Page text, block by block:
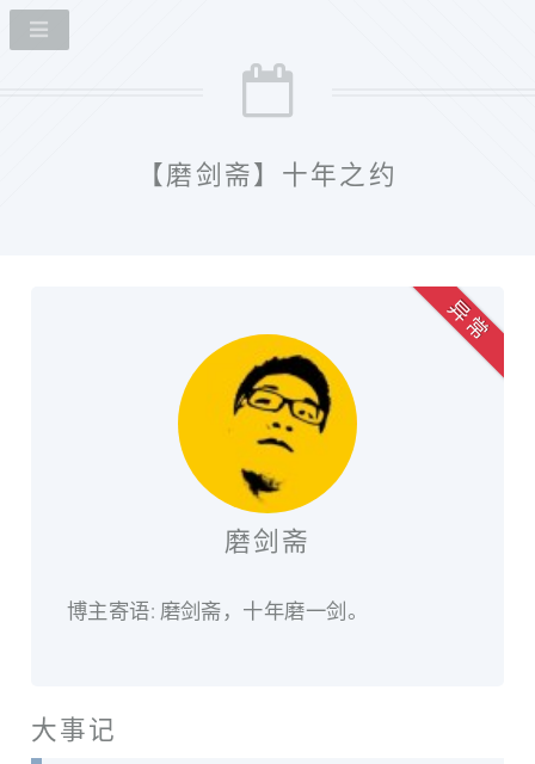
【磨剑斋】十年之约
磨剑斋
博主寄语: 磨剑斋，十年磨一剑。
异 常
大事记